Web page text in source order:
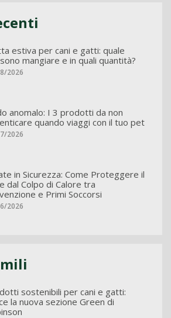
estiva per cani e gatti: quale
mangiare e in quali quantità?
2026
anomalo: I 3 prodotti da non
quando viaggi con il tuo pet
2026
in Sicurezza: Come Proteggere il
dal Colpo di Calore tra
e Primi Soccorsi
2026
sostenibili per cani e gatti:
la nuova sezione Green di